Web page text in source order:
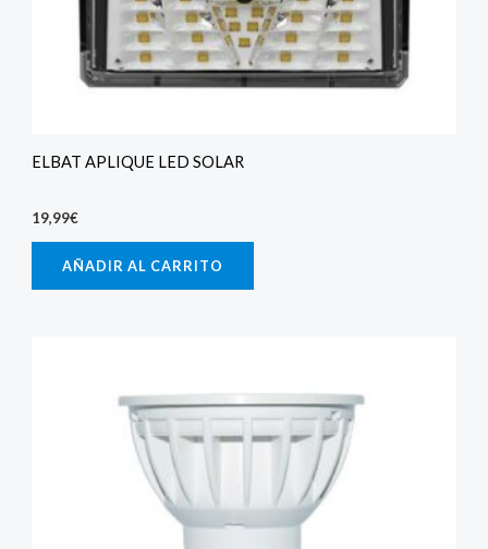
ELBAT APLIQUE LED SOLAR
19,99€
AÑADIR AL CARRITO